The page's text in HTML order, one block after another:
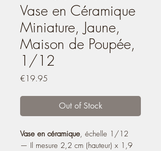
Vase en Céramique
Miniature, Jaune,
Maison de Poupée,
1/12
€19.95
Out of Stock
Vase en céramique, échelle 1/12
— Il mesure 2,2 cm (hauteur) x 1,9